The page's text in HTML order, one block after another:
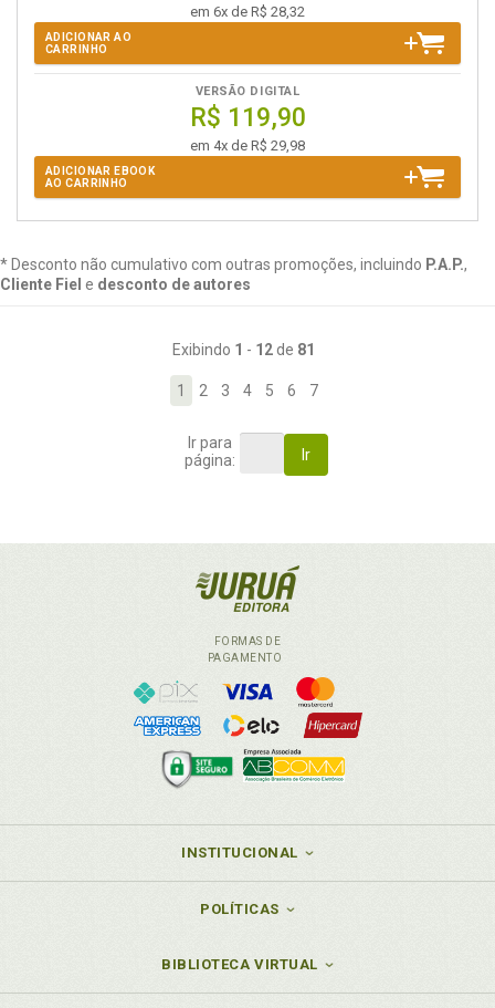
em 6x de R$ 28,32
ADICIONAR AO
CARRINHO
VERSÃO DIGITAL
R$ 119,90
em 4x de R$ 29,98
ADICIONAR EBOOK
AO CARRINHO
* Desconto não cumulativo com outras promoções, incluindo P.A.P.,
Cliente Fiel e desconto de autores
Exibindo 1 - 12de 81
1 2 3 4 5 6 7
Ir para
página:
Ir
FORMAS DE
PAGAMENTO
INSTITUCIONAL
POLÍTICAS
BIBLIOTECA VIRTUAL